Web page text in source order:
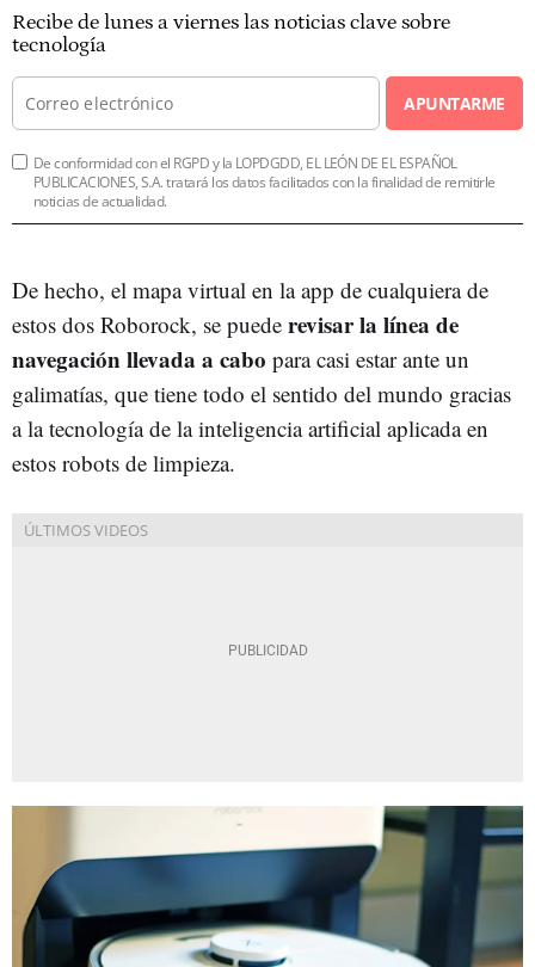
Recibe de lunes a viernes las noticias clave sobre
tecnología
APUNTARME
De conformidad con el RGPD y la LOPDGDD, EL LEÓN DE EL ESPAÑOL
PUBLICACIONES, S.A. tratará los datos facilitados con la finalidad de remitirle
noticias de actualidad.
De hecho, el mapa virtual en la app de cualquiera de
estos dos Roborock, se puede revisar la línea de
navegación llevada a cabo para casi estar ante un
galimatías, que tiene todo el sentido del mundo gracias
a la tecnología de la inteligencia artificial aplicada en
estos robots de limpieza.